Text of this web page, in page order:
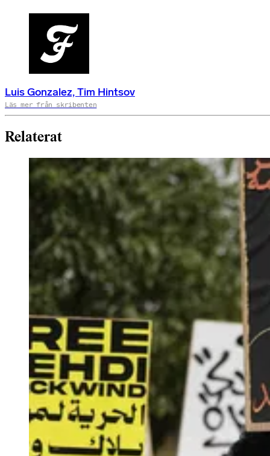
Luis Gonzalez, Tim Hintsov
Läs mer från skribenten
Relaterat